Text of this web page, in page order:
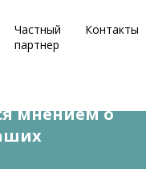
Частный
партнер
Контакты
мнением о